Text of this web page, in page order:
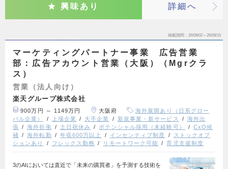
興味あり 詳細へ
掲載期間 26/08/02～26/08/15
マーケティングパートナー事業 広告営業
部：広告アカウント営業（大阪）（Mgrクラ
ス）
営業（法人向け）
楽天グループ株式会社
900万円 ～ 1149万円 大阪府
海外展開あり（日系グロー
バル企業）
上場企業 大手企業 新規事業・新サービス
海外出
張
海外折衝 土日祝休み ポテンシャル採用（未経験可）
CxO候
補
海外転勤 年収600万以上 インセンティブ制度
ストックオプ
ションあり
フレックス勤務 リモートワーク可能 育児支援制度
3のAIにおいては直近で「未来の購買者」を予測する技術を